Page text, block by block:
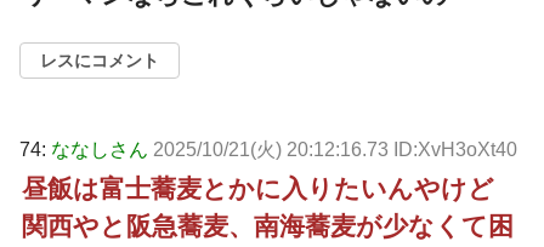
レスにコメント
74: ななしさん 2025/10/21(火) 20:12:16.73 ID:XvH3oXt40
昼飯は富士蕎麦とかに入りたいんやけど
関西やと阪急蕎麦、南海蕎麦が少なくて困